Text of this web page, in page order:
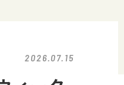
2026.07.15